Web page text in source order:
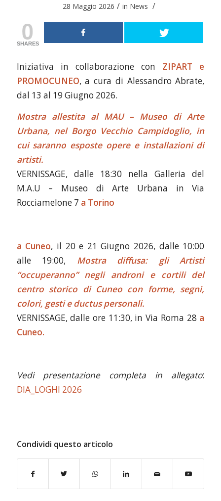
28 Maggio 2026 / in News /
0
SHARES
Iniziativa in collaborazione con ZIPART e
PROMOCUNEO, a cura di Alessandro Abrate,
dal 13 al 19 Giugno 2026.
Mostra allestita al MAU – Museo di Arte
Urbana, nel Borgo Vecchio Campidoglio, in
cui saranno esposte opere e installazioni di
artisti.
VERNISSAGE, dalle 18:30 nella Galleria del
M.A.U – Museo di Arte Urbana in Via
Rocciamelone 7 a Torino
a Cuneo, il 20 e 21 Giugno 2026, dalle 10:00
alle 19:00, Mostra diffusa: gli Artisti
“occuperanno” negli androni e cortili del
centro storico di Cuneo con forme, segni,
colori, gesti e ductus personali.
VERNISSAGE, dalle ore 11:30, in Via Roma 28 a
Cuneo.
Vedi presentazione completa in allegato:
DIA_LOGHI 2026
Condividi questo articolo